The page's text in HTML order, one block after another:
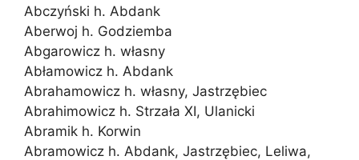
Abczyński h. Abdank
Aberwoj h. Godziemba
Abgarowicz h. własny
Abłamowicz h. Abdank
Abrahamowicz h. własny, Jastrzębiec
Abrahimowicz h. Strzała XI, Ulanicki
Abramik h. Korwin
Abramowicz h. Abdank, Jastrzębiec, Leliwa,